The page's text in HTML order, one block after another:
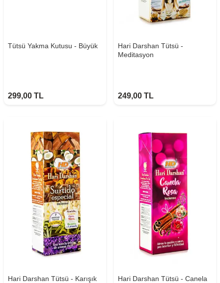
Tütsü Yakma Kutusu - Büyük
299,00 TL
Hari Darshan Tütsü -
Meditasyon
249,00 TL
Hari Darshan Tütsü - Karışık
Hari Darshan Tütsü - Canela